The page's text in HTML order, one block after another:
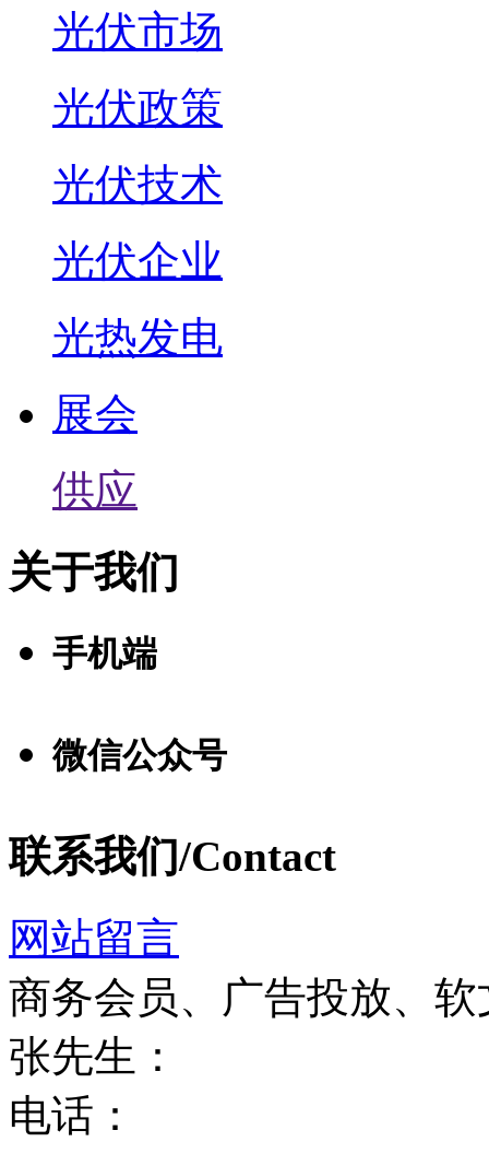
光伏市场
光伏政策
光伏技术
光伏企业
光热发电
展会
供应
关于我们
手机端
微信公众号
联系我们/Contact
网站留言
商务会员、广告投放、软
张先生：
电话：